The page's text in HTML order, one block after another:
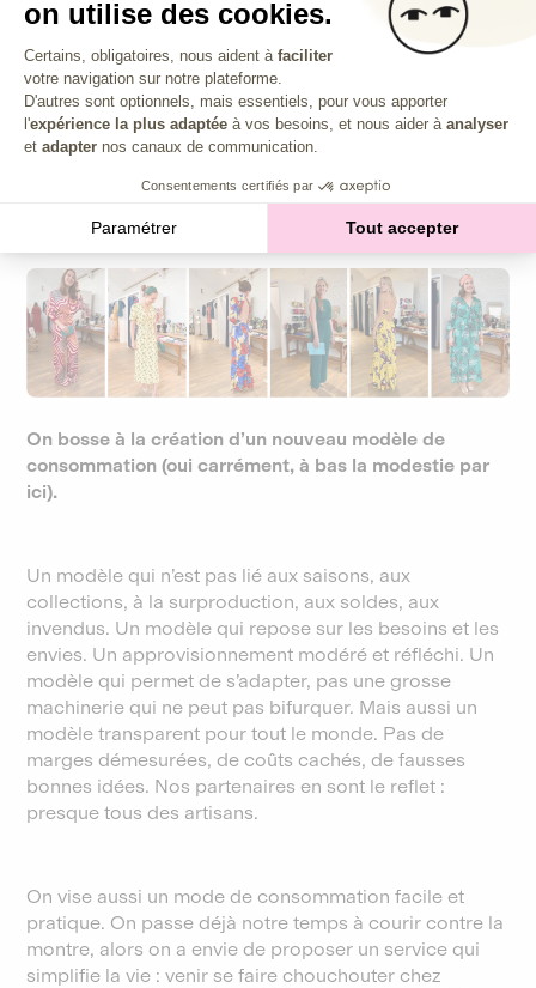
nous lancer dans l’économie circulaire.
Ce qui nous anime, c’est de voir les étoiles dans vos
yeux quand vous trouvez la pépite qui va vous
sublimer, mais aussi pouvoir regarder nos enfants
foutait en 2021 pour sauver la planète.
On bosse à la création d’un nouveau modèle de
consommation (oui carrément, à bas la modestie par
ici).
Un modèle qui n’est pas lié aux saisons, aux
collections, à la surproduction, aux soldes, aux
invendus. Un modèle qui repose sur les besoins et les
envies. Un approvisionnement modéré et réfléchi. Un
modèle qui permet de s’adapter, pas une grosse
machinerie qui ne peut pas bifurquer. Mais aussi un
modèle transparent pour tout le monde. Pas de
marges démesurées, de coûts cachés, de fausses
bonnes idées. Nos partenaires en sont le reflet :
presque tous des artisans.
On vise aussi un mode de consommation facile et
pratique. On passe déjà notre temps à courir contre la
montre, alors on a envie de proposer un service qui
simplifie la vie : venir se faire chouchouter chez
on utilise des cookies.
Plateforme de Gestion du
Certains, obligatoires, nous aident à faciliter
votre navigation sur notre plateforme.
D'autres sont optionnels, mais essentiels, pour vous apporter
l'expérience la plus adaptée à vos besoins, et nous aider à analyser
et adapter nos canaux de communication.
Consentements certifiés par
Paramétrer Tout accepter
Axeptio consent